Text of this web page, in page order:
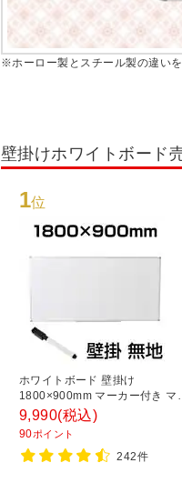
※ホーロー製とスチール製の違い
壁掛けホワイトボード
1位
ホワイトボード 壁掛け
1800×900mm マーカー付き マ
ネット対応 5.8kg OC-WB1890W
白板
9,990(税込)
90ポイント
242件